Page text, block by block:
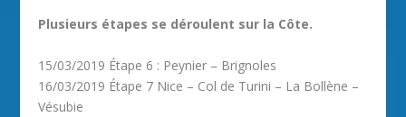
Plusieurs étapes se déroulent sur la Côte.
15/03/2019 Étape 6 : Peynier – Brignoles
16/03/2019 Étape 7 Nice – Col de Turini – La Bollène –
Vésubie